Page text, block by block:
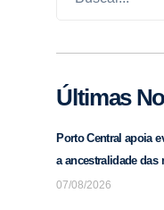
Últimas
Porto Central apoia
a ancestralidade das
07/08/2026